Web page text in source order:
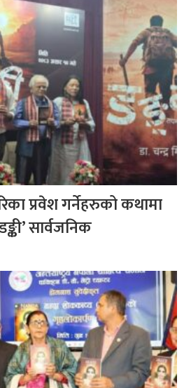
प्रवेश गर्नेहरुको कथामा
सार्वजनिक